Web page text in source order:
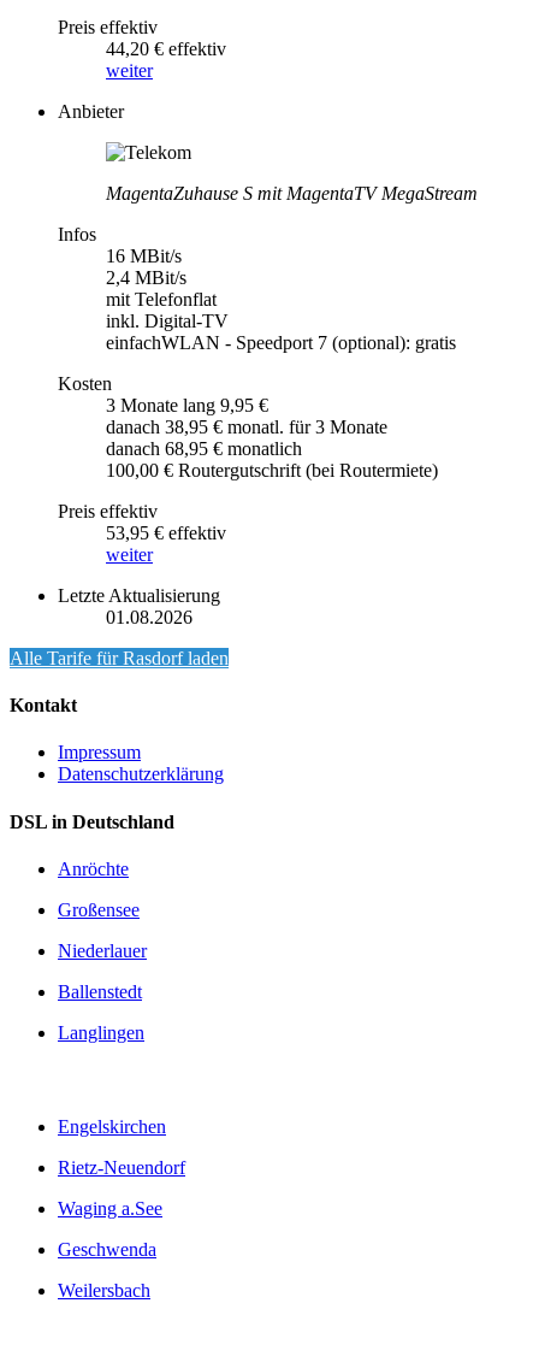
Preis effektiv
44,20 € effektiv
weiter
Anbieter
MagentaZuhause S mit MagentaTV MegaStream
Infos
16 MBit/s
2,4 MBit/s
mit Telefonflat
inkl. Digital-TV
einfachWLAN - Speedport 7 (optional): gratis
Kosten
3 Monate lang 9,95 €
danach 38,95 € monatl. für 3 Monate
danach 68,95 € monatlich
100,00 € Routergutschrift (bei Routermiete)
Preis effektiv
53,95 € effektiv
weiter
Letzte Aktualisierung
01.08.2026
Alle Tarife fürRasdorfladen
Kontakt
Impressum
Datenschutzerklärung
DSL in Deutschland
Anröchte
Großensee
Niederlauer
Ballenstedt
Langlingen
Engelskirchen
Rietz-Neuendorf
Waging a.See
Geschwenda
Weilersbach